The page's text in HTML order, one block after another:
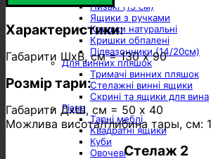
Низькі (15 см)
Ящики з ручками
Кришки натуральні
Кришки обпалені
Підвазонники (14/20см)
Для винних пляшок
Тримачі винних пляшок
Стелажні винні ящики
Скрині та ящики для вина
Різне
Тарні меблі
Квадратні ящики
Куби
Овочеві
Характеристики:
Габарити ШхВ, см = 130 х 90
Розмір тари:
Габарити ДхШ, см = 50 х 40
Можлива висота/глибина тары, см:
Стелаж 2